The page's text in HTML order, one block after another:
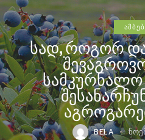
სად, როგორ
სამკურნალო
BELA